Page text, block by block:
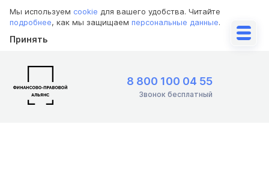
Мы используем cookie для вашего удобства. Читайте
подробнее, как мы защищаем персональные данные.
Принять
8 800 100 04 55
Звонок бесплатный